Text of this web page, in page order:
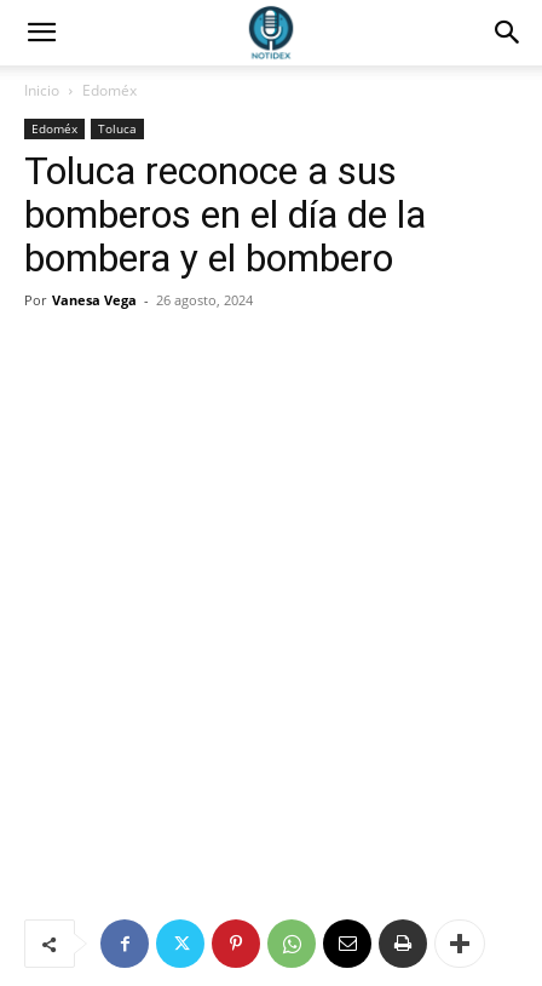
Inicio Edoméx
Edoméx Toluca
Toluca reconoce a sus
bomberos en el día de la
bombera y el bombero
Por Vanesa Vega - 26 agosto, 2024